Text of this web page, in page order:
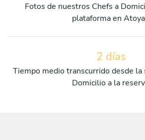
Fotos de nuestros Chefs a
plataforma en
2 días
Tiempo medio transcurrido desde la
Domicilio a la